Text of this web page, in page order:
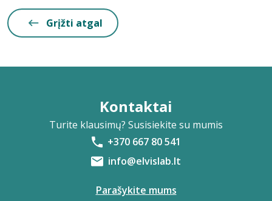
Grįžti atgal
Kontaktai
Turite klausimų? Susisiekite su mumis
+370 667 80 541
info@elvislab.lt
Parašykite mums